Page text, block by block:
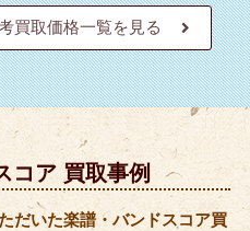
買取価格一覧を見る
コア 買取事例
だいた楽譜・バンドスコア買